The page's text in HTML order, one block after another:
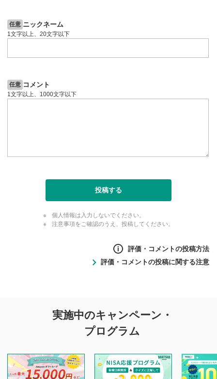
任意 ニックネーム
1文字以上、20文字以下
任意 コメント
1文字以上、1000文字以下
投稿する
個人情報は入力しないでください。
注意事項をご確認のうえ、投稿してください。
評価・コメントの投稿方法
評価・コメントの投稿に関する注意
投稿に関する注意
を目的として、各動画コンテンツに、評価およびコメントの
投稿ができます。利用者は以下の注意事項をご理解のうえ、
閲覧および投稿を行うものとしてください。
実施中のキャンペーン・
プログラム